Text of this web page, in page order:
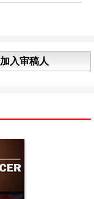
加入审稿人